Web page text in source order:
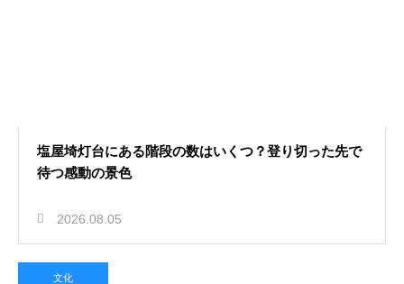
塩屋埼灯台にある階段の数はいくつ？登り切った先で
待つ感動の景色
2026.08.05
文化